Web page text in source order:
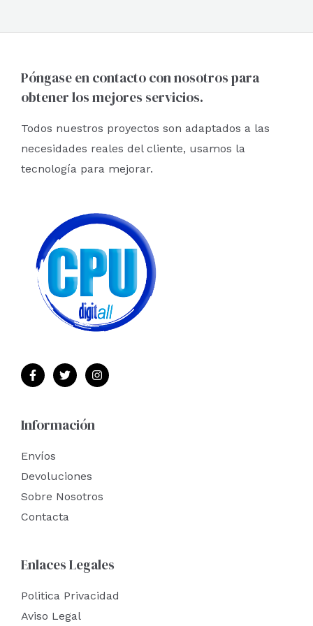
Póngase en contacto con nosotros para
obtener los mejores servicios.
Todos nuestros proyectos son adaptados a las
necesidades reales del cliente, usamos la
tecnología para mejorar.
Información
Envíos
Devoluciones
Sobre Nosotros
Contacta
Enlaces Legales
Politica Privacidad
Aviso Legal